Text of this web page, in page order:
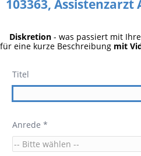
103363,
Diskretion - was passiert mit
für eine kurze Beschreibung mit
Titel
Anrede *